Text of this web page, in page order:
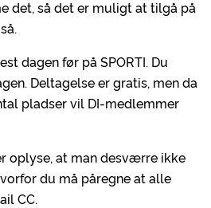
det, så det er muligt at tilgå på
dagen før på SPORTI. Du
Deltagelse er gratis, men da
pladser vil DI-medlemmer
oplyse, at man desværre ikke
du må påregne at alle
CC.